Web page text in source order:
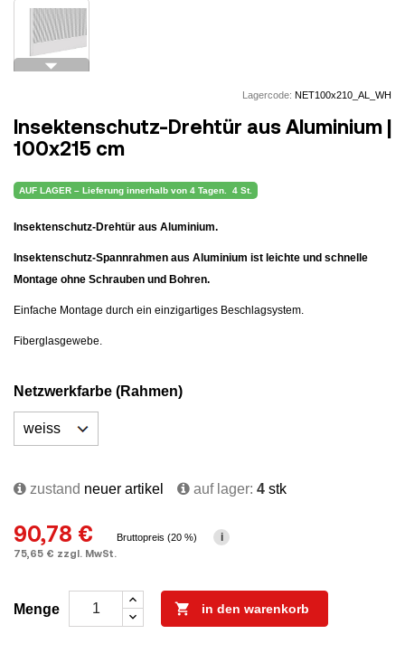
arrow_drop_down
Lagercode: NET100x210_AL_WH
Insektenschutz-Drehtür aus Aluminium |
100x215 cm
AUF LAGER – Lieferung innerhalb von 4 Tagen. 4 St.
Insektenschutz-Drehtür aus Aluminium.
Insektenschutz-Spannrahmen aus Aluminium ist leichte und schnelle
Montage ohne Schrauben und Bohren.
Einfache Montage durch ein einzigartiges Beschlagsystem.
Fiberglasgewebe.
Netzwerkfarbe (Rahmen)
zustand neuer artikel auf lager: 4 stk
90,78 €
75,65 € zzgl. MwSt.
Bruttopreis (20 %) i
Menge  in den warenkorb